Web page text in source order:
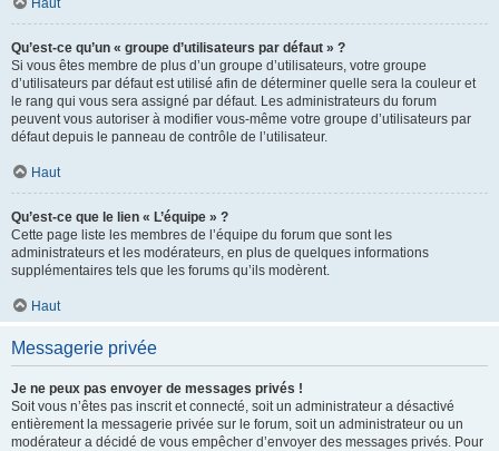
Haut
Qu’est-ce qu’un « groupe d’utilisateurs par défaut » ?
Si vous êtes membre de plus d’un groupe d’utilisateurs, votre groupe
d’utilisateurs par défaut est utilisé afin de déterminer quelle sera la couleur et
le rang qui vous sera assigné par défaut. Les administrateurs du forum
peuvent vous autoriser à modifier vous-même votre groupe d’utilisateurs par
défaut depuis le panneau de contrôle de l’utilisateur.
Haut
Qu’est-ce que le lien « L’équipe » ?
Cette page liste les membres de l’équipe du forum que sont les
administrateurs et les modérateurs, en plus de quelques informations
supplémentaires tels que les forums qu’ils modèrent.
Haut
Messagerie privée
Je ne peux pas envoyer de messages privés !
Soit vous n’êtes pas inscrit et connecté, soit un administrateur a désactivé
entièrement la messagerie privée sur le forum, soit un administrateur ou un
modérateur a décidé de vous empêcher d’envoyer des messages privés. Pour